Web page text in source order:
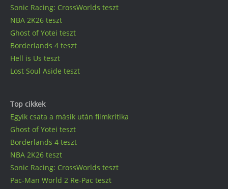
Sonic Racing: CrossWorlds teszt
NBA 2K26 teszt
Ghost of Yotei teszt
Borderlands 4 teszt
Hell is Us teszt
Lost Soul Aside teszt
Top cikkek
Egyik csata a másik után filmkritika
Ghost of Yotei teszt
Borderlands 4 teszt
NBA 2K26 teszt
Sonic Racing: CrossWorlds teszt
Pac-Man World 2 Re-Pac teszt